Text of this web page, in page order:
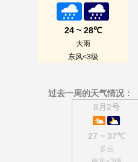
24 ~ 28℃
大雨
东风<3级
过去一周的天气情况：
8月2号
27 ~ 37℃
多云